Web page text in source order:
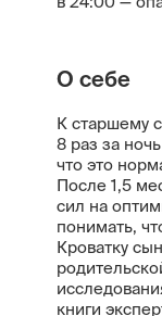
О себе
К старшему
8 раз за
что это
После 1,5
сил на
понимать,
Кроватку
книги